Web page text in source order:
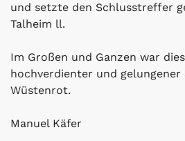
und setzte den Schlusstreffer
Talheim ll.
Im Großen und Ganzen war
hochverdienter und gelungener
Wüstenrot.
Manuel Käfer